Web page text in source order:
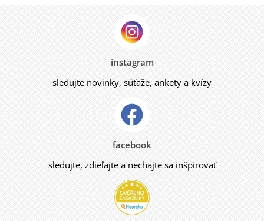
instagram
sledujte novinky, súťaže, ankety a kvízy
facebook
sledujte, zdieľajte a nechajte sa inšpirovať